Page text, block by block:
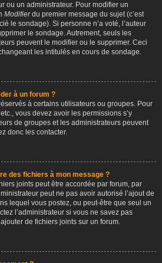
ou un administrateur. Pour modifier un
Modifierdu premier message du sujet (c’est
le sondage). Si personne n’a voté, l’auteur
le sondage. Autrement, seuls les
peuvent le modifier ou le supprimer. Ceci
les intitulés en cours de sondage.
à un forum ?
à certains utilisateurs ou groupes. Pour
vous devez avoir les permissions s’y
de groupes et les administrateurs peuvent
donc les contacter.
des fichiers à mon message ?
joints peut être accordée par forum, par
peut ne pas avoir autorisé l’ajout de
lequel vous postez, ou peut-être que seul un
l’administrateur si vous ne savez pas
de fichiers joints sur un forum.